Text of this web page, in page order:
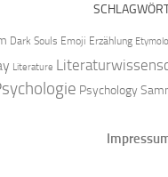
Dark Souls Emoji Erzählung
Literature
Psychology